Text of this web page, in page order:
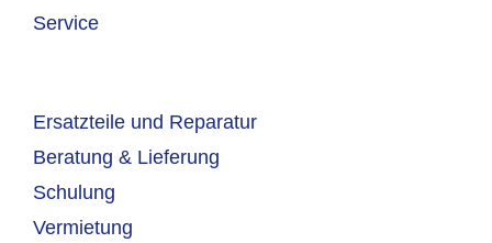
Service
Ersatzteile und Reparatur
Beratung & Lieferung
Schulung
Vermietung